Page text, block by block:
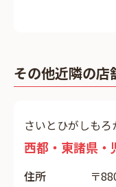
その他近隣の店
さいとひがしも
西都・東諸県・
住所
〒